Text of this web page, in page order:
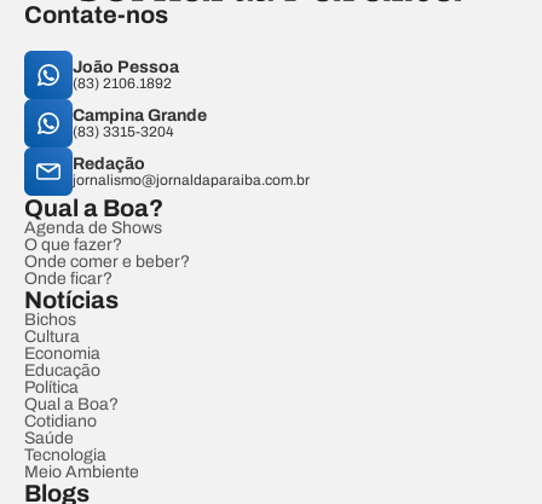
Contate-nos
João Pessoa
(83) 2106.1892
Campina Grande
(83) 3315-3204
Redação
jornalismo@jornaldaparaiba.com.br
Qual a Boa?
Agenda de Shows
O que fazer?
Onde comer e beber?
Onde ficar?
Notícias
Bichos
Cultura
Economia
Educação
Política
Qual a Boa?
Cotidiano
Saúde
Tecnologia
Meio Ambiente
Blogs